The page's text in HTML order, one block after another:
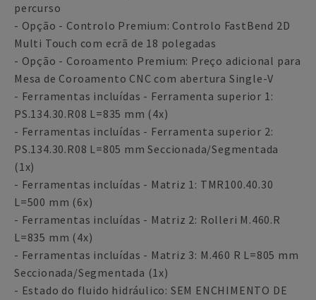
percurso
- Opção - Controlo Premium: Controlo FastBend 2D
Multi Touch com ecrã de 18 polegadas
- Opção - Coroamento Premium: Preço adicional para
Mesa de Coroamento CNC com abertura Single-V
- Ferramentas incluídas - Ferramenta superior 1:
PS.134.30.R08 L=835 mm (4x)
- Ferramentas incluídas - Ferramenta superior 2:
PS.134.30.R08 L=805 mm Seccionada/Segmentada
(1x)
- Ferramentas incluídas - Matriz 1: TMR100.40.30
L=500 mm (6x)
- Ferramentas incluídas - Matriz 2: Rolleri M.460.R
L=835 mm (4x)
- Ferramentas incluídas - Matriz 3: M.460 R L=805 mm
Seccionada/Segmentada (1x)
- Estado do fluido hidráulico: SEM ENCHIMENTO DE